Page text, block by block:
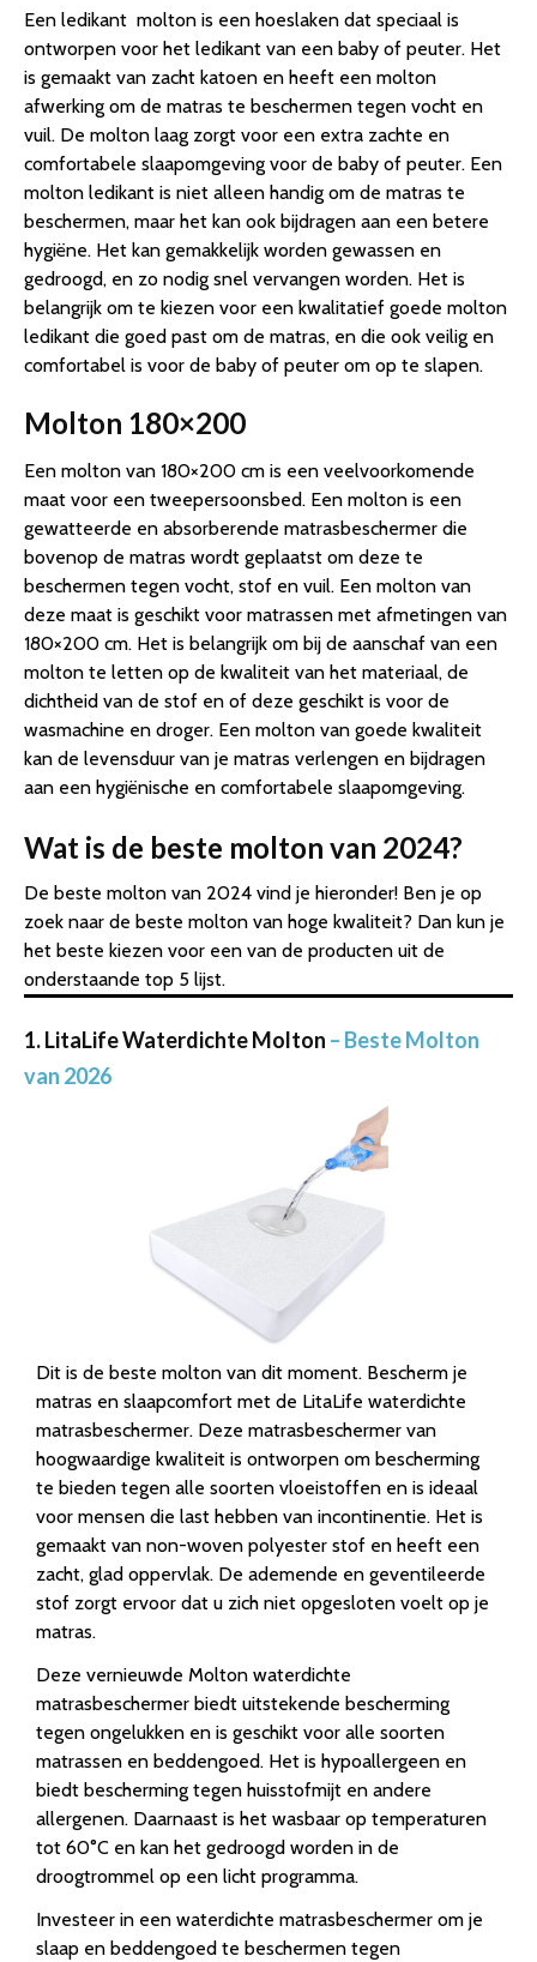
Een ledikant molton is een hoeslaken dat speciaal is
ontworpen voor het ledikant van een baby of peuter. Het
is gemaakt van zacht katoen en heeft een molton
afwerking om de matras te beschermen tegen vocht en
vuil. De molton laag zorgt voor een extra zachte en
comfortabele slaapomgeving voor de baby of peuter. Een
molton ledikant is niet alleen handig om de matras te
beschermen, maar het kan ook bijdragen aan een betere
hygiëne. Het kan gemakkelijk worden gewassen en
gedroogd, en zo nodig snel vervangen worden. Het is
belangrijk om te kiezen voor een kwalitatief goede molton
ledikant die goed past om de matras, en die ook veilig en
comfortabel is voor de baby of peuter om op te slapen.
Molton 180×200
Een molton van 180×200 cm is een veelvoorkomende
maat voor een tweepersoonsbed. Een molton is een
gewatteerde en absorberende matrasbeschermer die
bovenop de matras wordt geplaatst om deze te
beschermen tegen vocht, stof en vuil. Een molton van
deze maat is geschikt voor matrassen met afmetingen van
180×200 cm. Het is belangrijk om bij de aanschaf van een
molton te letten op de kwaliteit van het materiaal, de
dichtheid van de stof en of deze geschikt is voor de
wasmachine en droger. Een molton van goede kwaliteit
kan de levensduur van je matras verlengen en bijdragen
aan een hygiënische en comfortabele slaapomgeving.
Wat is de beste molton van 2024?
De beste molton van 2024 vind je hieronder! Ben je op
zoek naar de beste molton van hoge kwaliteit? Dan kun je
het beste kiezen voor een van de producten uit de
onderstaande top 5 lijst.
1. LitaLife Waterdichte Molton – Beste Molton
van 2026
Dit is de beste molton van dit moment. Bescherm je
matras en slaapcomfort met de LitaLife waterdichte
matrasbeschermer. Deze matrasbeschermer van
hoogwaardige kwaliteit is ontworpen om bescherming
te bieden tegen alle soorten vloeistoffen en is ideaal
voor mensen die last hebben van incontinentie. Het is
gemaakt van non-woven polyester stof en heeft een
zacht, glad oppervlak. De ademende en geventileerde
stof zorgt ervoor dat u zich niet opgesloten voelt op je
matras.
Deze vernieuwde Molton waterdichte
matrasbeschermer biedt uitstekende bescherming
tegen ongelukken en is geschikt voor alle soorten
matrassen en beddengoed. Het is hypoallergeen en
biedt bescherming tegen huisstofmijt en andere
allergenen. Daarnaast is het wasbaar op temperaturen
tot 60°C en kan het gedroogd worden in de
droogtrommel op een licht programma.
Investeer in een waterdichte matrasbeschermer om je
slaap en beddengoed te beschermen tegen